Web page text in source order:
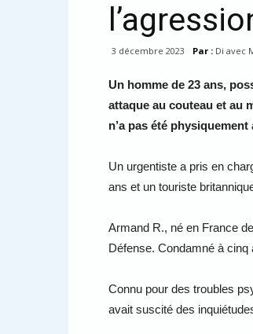
3 décembre 2023 Par : Di avec
Un homme de 23 ans,
attaque au couteau et au
n’a pas été physiquement
Un urgentiste a pris en
ans et un touriste
Armand R., né en France
Défense. Condamné à cinq
Connu pour des troubles
avait suscité des